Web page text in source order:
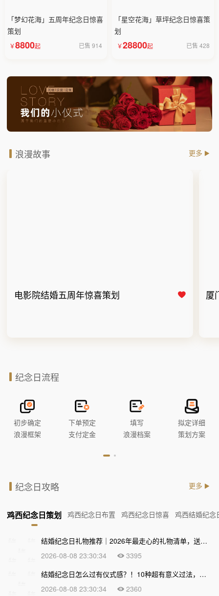
「梦幻花海」五周年纪念日惊喜
策划
8800 已售 914
「星空花海」草坪纪念日惊喜策
划
28800 已售 428
浪漫故事 更多
电影院结婚五周年惊喜策划 厦
纪念日流程
初步确定
浪漫框架
下单预定
支付定金
填写
浪漫档案
拟定详细
策划方案
纪念日攻略 更多
鸡西纪念日策划 鸡西纪念日布置 鸡西纪念日惊喜 鸡西结婚纪念
结婚纪念日礼物推荐｜2026年最走心的礼物清单，送到心坎上才不算白过！
2026-08-08 23:30:34
3395
结婚纪念日怎么过有仪式感？！10种超有意义过法，让爱情越久越甜
2026-08-08 23:30:34
2360